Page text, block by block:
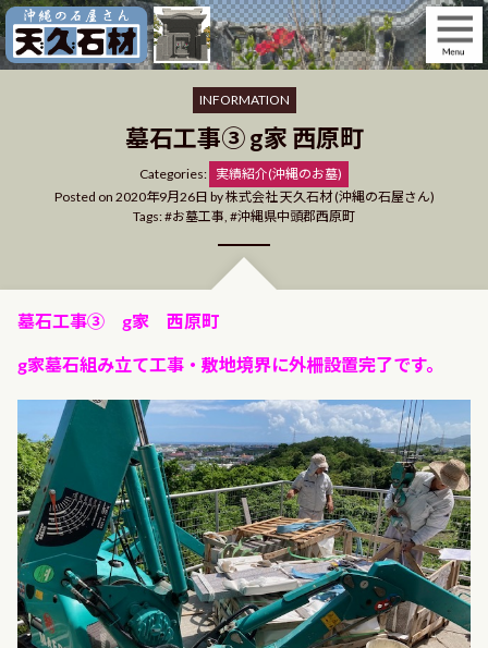
Skip
to
content
INFORMATION
墓石工事③ g家 西原町
Categories: Categories
実績紹介(沖縄のお墓)
Posted on 2020年9月26日 by株式会社 天久石材 (沖縄の石屋さん)
Tags:
お墓工事, 沖縄県中頭郡西原町
墓石工事③ g家 西原町
g家墓石組み立て工事・敷地境界に外柵設置完了です。